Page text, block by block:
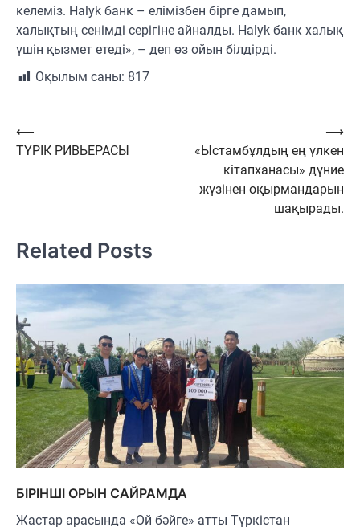
келеміз. Halyk банк – елімізбен бірге дамып,
халықтың сенімді серігіне айналды. Halyk банк халық
үшін қызмет етеді», – деп өз ойын білдірді.
Оқылым саны: 817
Навигация
по
⟵
ТҮРІК РИВЬЕРАСЫ
«Ыстамбұлдың ең үлкен
кітапханасы» дүние
жүзінен оқырмандарын
шақырады.
⟶
Related Posts
БІРІНШІ ОРЫН САЙРАМДА
Жастар арасында «Ой бәйге» атты Түркістан